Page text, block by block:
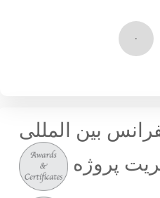
بین المللی
پروژه